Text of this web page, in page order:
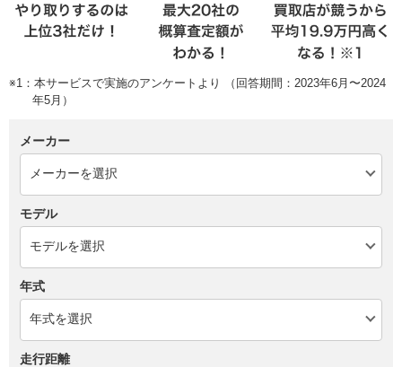
※1：本サービスで実施のアンケートより （回答期間：2023年6月〜2024
年5月）
メーカー
モデル
年式
走行距離